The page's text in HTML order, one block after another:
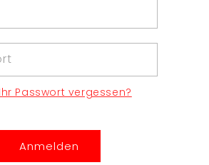
Passwort vergessen?
Anmelden